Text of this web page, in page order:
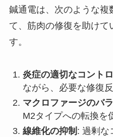
鍼通電は、次のような複
て、筋肉の修復を助けて
す。
炎症の適切なコント
ながら、必要な修復
マクロファージのバ
M2タイプへの転換を
線維化の抑制 : 過剰な